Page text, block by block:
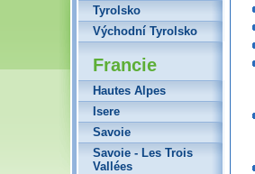
Tyrolsko
Východní Tyrolsko
Francie
Hautes Alpes
Isere
Savoie
Savoie - Les Trois
Vallées